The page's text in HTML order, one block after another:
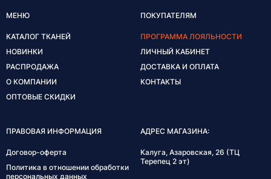
МЕНЮ
КАТАЛОГ ТКАНЕЙ
НОВИНКИ
РАСПРОДАЖА
О КОМПАНИИ
ОПТОВЫЕ СКИДКИ
ПОКУПАТЕЛЯМ
ПРОГРАММА ЛОЯЛЬНОСТИ
ЛИЧНЫЙ КАБИНЕТ
ДОСТАВКА И ОПЛАТА
КОНТАКТЫ
ПРАВОВАЯ ИНФОРМАЦИЯ
Договор-оферта
Политика в отношении обработки
персональных данных
АДРЕС МАГАЗИНА:
Калуга, Азаровская, 26 (ТЦ
Терепец 2 эт)